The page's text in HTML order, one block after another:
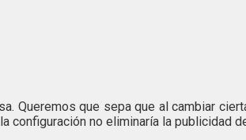
Queremos que sepa que al cambiar
configuración no eliminaría la publicidad